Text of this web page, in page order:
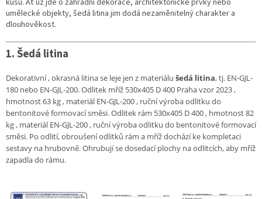
umělecké objekty, šedá litina jim dodá nezaměnitelný charakter a
dlouhověkost.
1. Šedá litina
Dekorativní , okrasná litina se leje jen z materiálu šedá litina, tj. EN-GJL-
180 nebo EN-GJL-200.Odlitek mříž 530x405 D 400 Praha vzor 2023 ,
hmotnost 63 kg , materiál EN-GJL-200 , ruční výroba odlitku do
bentonitovéformovací směsi.Odlitek rám 530x405 D 400 , hmotnost 82
kg , materiál EN-GJL-200 , ruční výroba odlitku do bentonitové formovací
směsi. Po odlití, obroušení odlitků rám a mříž dochází ke kompletaci
sestavy na hrubovně. Ohrubují se dosedací plochy na odlitcích,aby mříž
zapadla do rámu.